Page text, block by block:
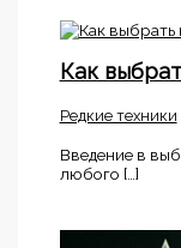
Как
Редкие техники
Введение в
любого […]